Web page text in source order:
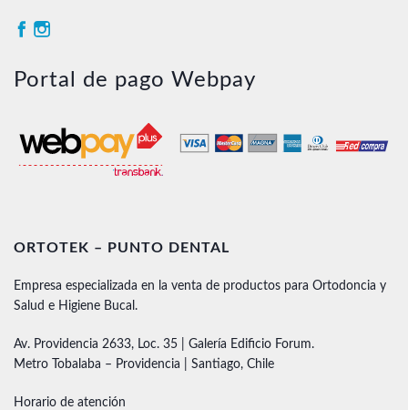
Portal de pago Webpay
ORTOTEK – PUNTO DENTAL
Empresa especializada en la venta de productos para Ortodoncia y
Salud e Higiene Bucal.
Av. Providencia 2633, Loc. 35 | Galería Edificio Forum.
Metro Tobalaba – Providencia | Santiago, Chile
Horario de atención